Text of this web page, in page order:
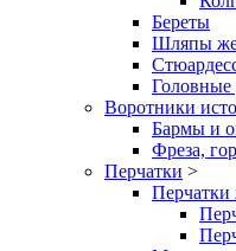
Береты
Шляпы
Воротники
Бармы и
Фреза,
Перчатки >
Перчатки